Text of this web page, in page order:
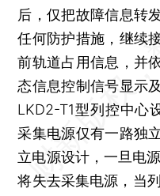
后，仅把故障信息转
任何防护措施，继续
前轨道占用信息，并
态信息控制信号显示
LKD2-T1型列控中心
采集电源仅有一路独
立电源设计，一旦电
将失去采集电源，当